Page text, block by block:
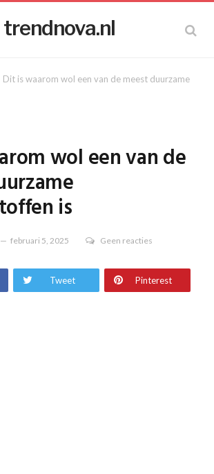
trendnova.nl
Dit is waarom wol een van de meest duurzame
wol een van de
is
februari 5, 2025 Geen reacties
Tweet Pinterest